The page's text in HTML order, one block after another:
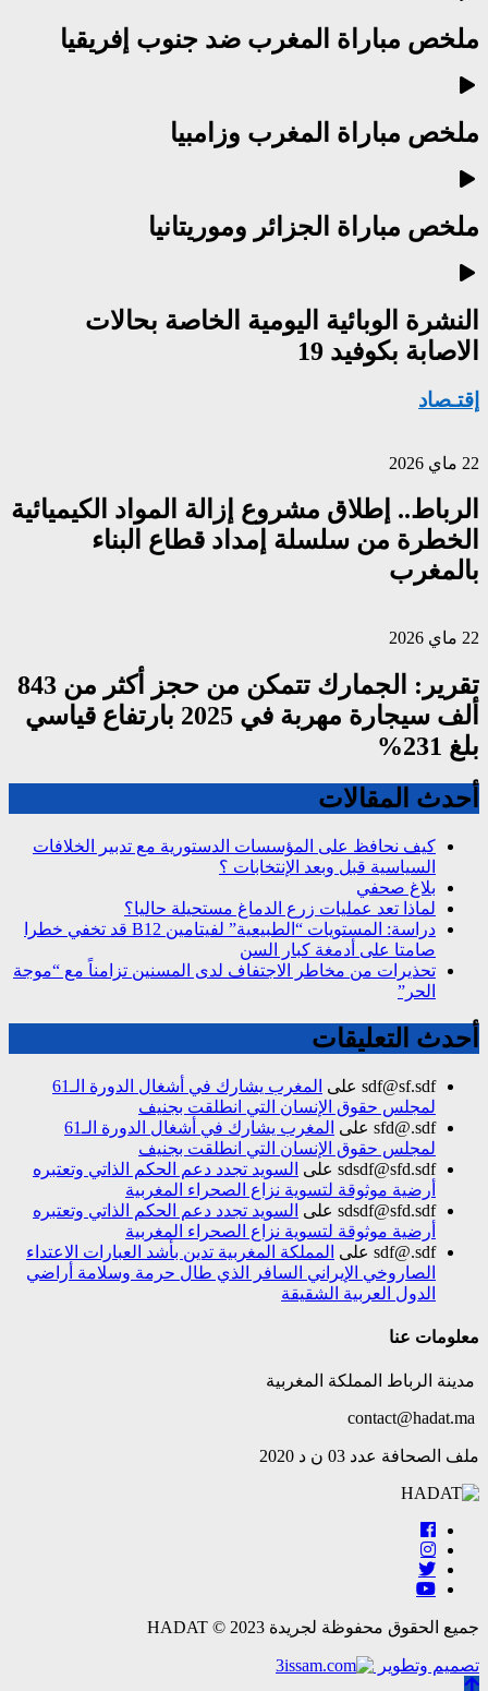
ملخص مباراة المغرب ضد جنوب إفريقيا
ملخص مباراة المغرب وزامبيا
ملخص مباراة الجزائر وموريتانيا
النشرة الوبائية اليومية الخاصة بحالات
الاصابة بكوفيد 19
إقتـصاد
22 ماي 2026
الرباط.. إطلاق مشروع إزالة المواد الكيميائية
الخطرة من سلسلة إمداد قطاع البناء
بالمغرب
22 ماي 2026
تقرير: الجمارك تتمكن من حجز أكثر من 843
ألف سيجارة مهربة في 2025 بارتفاع قياسي
بلغ 231%
أحدث المقالات
كيف نحافظ على المؤسسات الدستورية مع تدبير الخلافات
السياسية قبل وبعد الإنتخابات ؟
بلاغ صحفي
لماذا تعد عمليات زرع الدماغ مستحيلة حاليا؟
دراسة: المستويات “الطبيعية” لفيتامين B12 قد تخفي خطرا
صامتا على أدمغة كبار السن
تحذيرات من مخاطر الاجتفاف لدى المسنين تزامناً مع “موجة
الحر”
أحدث التعليقات
sdf@sf.sdf على
المغرب يشارك في أشغال الدورة الـ61
لمجلس حقوق الإنسان التي انطلقت بجنيف
sfd@.sdf على
المغرب يشارك في أشغال الدورة الـ61
لمجلس حقوق الإنسان التي انطلقت بجنيف
sdsdf@sfd.sdf على السويد تجدد دعم الحكم الذاتي وتعتبره
أرضية موثوقة لتسوية نزاع الصحراء المغربية
sdsdf@sfd.sdf على السويد تجدد دعم الحكم الذاتي وتعتبره
أرضية موثوقة لتسوية نزاع الصحراء المغربية
sdf@.sdf على المملكة المغربية تدين بأشد العبارات الاعتداء
الصاروخي الإيراني السافر الذي طال حرمة وسلامة أراضي
الدول العربية الشقيقة
معلومات عنا
مدينة الرباط المملكة المغربية
ملف الصحافة عدد 03 ن د 2020
جميع الحقوق محفوظة لجريدة HADAT © 2023
تصميم وتطوير